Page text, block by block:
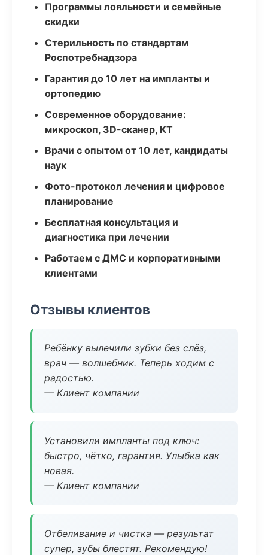
Программы лояльности и семейные
скидки
Стерильность по стандартам
Роспотребнадзора
Гарантия до 10 лет на импланты и
ортопедию
Современное оборудование:
микроскоп, 3D-сканер, КТ
Врачи с опытом от 10 лет, кандидаты
наук
Фото-протокол лечения и цифровое
планирование
Бесплатная консультация и
диагностика при лечении
Работаем с ДМС и корпоративными
клиентами
Отзывы клиентов
Ребёнку вылечили зубки без слёз,
врач — волшебник. Теперь ходим с
радостью.
— Клиент компании
Установили импланты под ключ:
быстро, чётко, гарантия. Улыбка как
новая.
— Клиент компании
Отбеливание и чистка — результат
супер, зубы блестят. Рекомендую!